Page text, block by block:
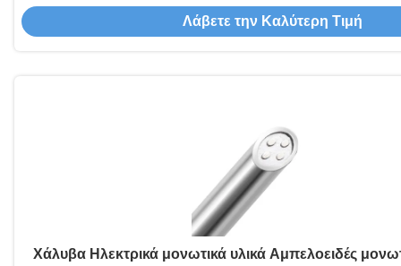
Λάβετε την Καλύτερη Τιμή
Χάλυβα Ηλεκτρικά μονωτικά υλικά Αμπελοειδές